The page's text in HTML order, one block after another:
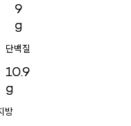
9
g
단백질
10.9
g
방